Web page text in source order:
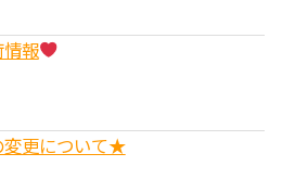
情報
更について★